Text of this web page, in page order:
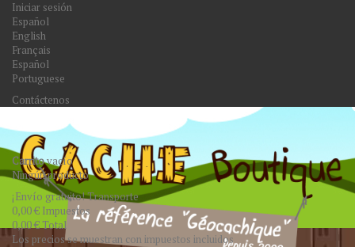
Iniciar sesión
Español
English
Français
Español
Portuguese
Contáctenos
Carritovacío
Ningún producto
¡Envío gratuito!Transporte
0,00 € Impuestos
0,00 €Total
Los precios se muestran con impuestos incluidos